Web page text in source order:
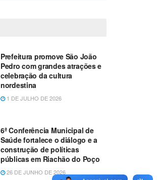
Prefeitura promove São João
Pedro com grandes atrações e
celebração da cultura
nordestina
1 DE JULHO DE 2026
6ª Conferência Municipal de
Saúde fortalece o diálogo e a
construção de políticas
públicas em Riachão do Poço
26 DE JUNHO DE 2026